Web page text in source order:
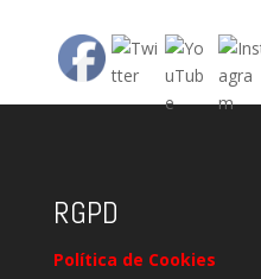
RGPD
Política de Cookies